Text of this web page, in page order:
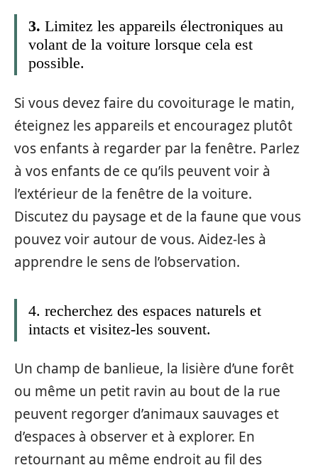
3. Limitez les appareils électroniques au
volant de la voiture lorsque cela est
possible.
Si vous devez faire du covoiturage le matin,
éteignez les appareils et encouragez plutôt
vos enfants à regarder par la fenêtre. Parlez
à vos enfants de ce qu’ils peuvent voir à
l’extérieur de la fenêtre de la voiture.
Discutez du paysage et de la faune que vous
pouvez voir autour de vous. Aidez-les à
apprendre le sens de l’observation.
4. recherchez des espaces naturels et
intacts et visitez-les souvent.
Un champ de banlieue, la lisière d’une forêt
ou même un petit ravin au bout de la rue
peuvent regorger d’animaux sauvages et
d’espaces à observer et à explorer. En
retournant au même endroit au fil des